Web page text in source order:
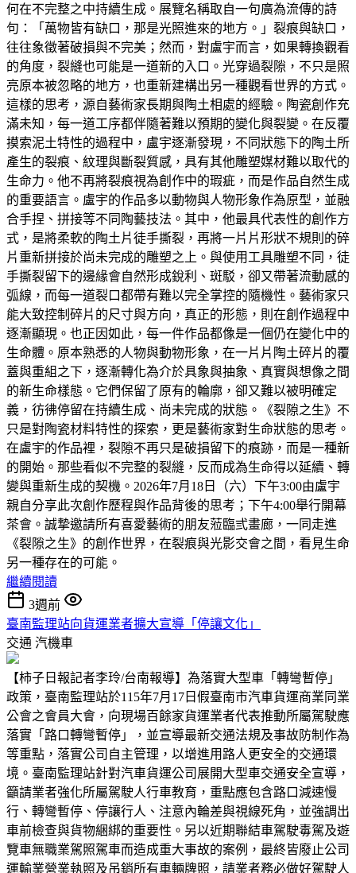
何在不完整之中持續生成。展覽名稱取自一句廣為流傳的詩
句：「萬物皆有缺口，那是光照進來的地方。」裂痕與缺口，
往往象徵著破損與不完美；然而，對盧宇而言，如果轉換觀看
的角度，裂縫也可能是一道新的入口。光穿過裂隙，不只是照
亮原本被忽略的地方，也重新建構出另一種觀看世界的方式。
這樣的思考，源自藝術家長期與陶土相處的經驗。陶瓷創作充
滿未知，每一道工序都伴隨著難以預期的變化與裂變。在反覆
摸索泥土特性的過程中，盧宇逐漸發現，不同狀態下的陶土所
產生的裂痕、紋理與斷裂質感，具有其他雕塑媒材難以取代的
生命力。他不再將裂痕視為創作中的瑕疵，而是作品自然生成
的重要語言。盧宇的作品多以動物與人物形象作為原型，並融
合手捏、拼接等不同陶藝技法。其中，他最具代表性的創作方
式，是將柔軟的陶土片徒手撕裂，再將一片片形狀不規則的碎
片重新拼接於尚未完成的雕塑之上。與使用工具雕塑不同，徒
手撕裂留下的邊緣會自然形成銳利、斑駁，卻又帶著流動感的
弧線，而每一道裂口都帶有難以完全掌控的隨機性。藝術家只
能大致控制碎片的尺寸與方向，真正的形態，則在創作過程中
逐漸顯現。也正因如此，每一件作品都像是一個仍在變化中的
生命體。原本熟悉的人物與動物形象，在一片片陶土碎片的覆
蓋與重組之下，逐漸轉化為介於具象與抽象、真實與想像之間
的新生命樣態。它們保留了原有的輪廓，卻又難以被明確定
義，彷彿停留在持續生成、尚未完成的狀態。《裂隙之生》不
只是對陶瓷材料特性的探索，更是藝術家對生命狀態的思考。
在盧宇的作品裡，裂隙不再只是破損留下的痕跡，而是一種新
的開始。那些看似不完整的裂縫，反而成為生命得以延續、轉
變與重新生成的契機。2026年7月18日（六）下午3:00由盧宇
親自分享此次創作歷程與作品背後的思考；下午4:00舉行開幕
茶會。誠摯邀請所有喜愛藝術的朋友蒞臨弎畫廊，一同走進
《裂隙之生》的創作世界，在裂痕與光影交會之間，看見生命
另一種存在的可能。
繼續閱讀
3週前
臺南監理站向貨運業者擴大宣導「停讓文化」
交通 汽機車
【柿子日報記者李玲/台南報導】為落實大型車「轉彎暫停」
政策，臺南監理站於115年7月17日假臺南市汽車貨運商業同業
公會之會員大會，向現場百餘家貨運業者代表推動所屬駕駛應
落實「路口轉彎暫停」，並宣導最新交通法規及事故防制作為
等重點，落實公司自主管理，以增進用路人更安全的交通環
境。臺南監理站針對汽車貨運公司展開大型車交通安全宣導，
籲請業者強化所屬駕駛人行車教育，重點應包含路口減速慢
行、轉彎暫停、停讓行人、注意內輪差與視線死角，並強調出
車前檢查與貨物綑綁的重要性。另以近期聯結車駕駛毒駕及遊
覽車無職業駕照駕車而造成重大事故的案例，最終皆廢止公司
運輸業營業執照及吊銷所有車輛牌照，請業者務必做好駕駛人